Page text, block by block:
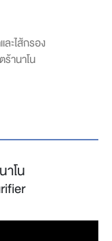
ละไส้กรอง
ร้านาโน
โน